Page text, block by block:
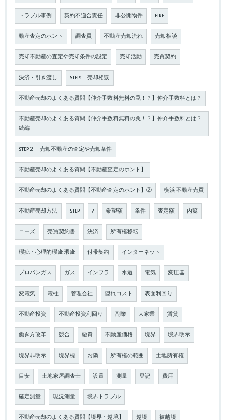
トラブル事例 契約不適合責任 非公開物件 FIRE
動産査定のホント 調査員 不動産売却流れ 売却相談
売却不動産の査定や売却条件の設定 売却活動 売買契約
決済・引き渡し STEP1 売却相談
不動産売却のよくある質問【仲介手数料無料の罠！？】仲介手数料とは？
不動産売却のよくある質問【仲介手数料無料の罠！？】仲介手数料とは？
続編
STEP２ 売却不動産の査定や売却条件
不動産売却のよくある質問【不動産査定のホント】
不動産売却のよくある質問【不動産査定のホント】② 横浜 不動産売買
不動産売却方法 STEP ? 希望額 条件 査定額 内覧
ニーズ 売買契約書 決済 所有権移転
瑕疵・心理的瑕疵 瑕疵 付帯契約 インターネット
プロパンガス ガス インフラ 水道 電気 変圧器
変電気 電柱 管理会社 隠れコスト 表面利回り
不動産投資 不動産投資利回り 副業 大家業 賃貸
働き方改革 競合 融資 不動産価格 境界 境界明示
境界非明示 境界標 お隣 所有権の範囲 土地所有権
目安 土地家屋調査士 設置 測量 登記 費用
確定測量 現況測量 境界トラブル
不動産売却のよくある質問【境界・越境】 越境 被越境